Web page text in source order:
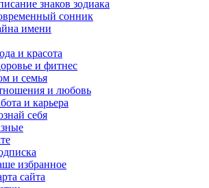
знаков зодиака
сонник
имени
и красота
и фитнес
и семья
и любовь
и карьера
себя
избранное
сайта